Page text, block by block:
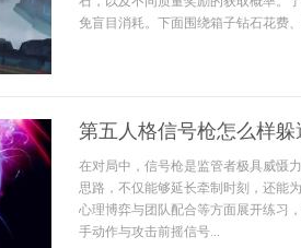
免盲目消耗。下面围绕箱子钻石花费
第五人格信号枪怎么样躲
在对局中，信号枪是监管者极具威慑
思路，不仅能够延长牵制时刻，还能
心理博弈与团队配合等方面展开练习
手动作与攻击前摇信号...